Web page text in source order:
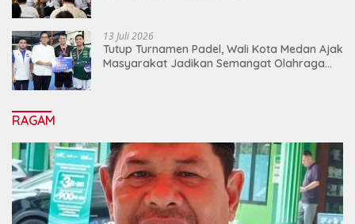
13 Juli 2026
Tutup Turnamen Padel, Wali Kota Medan Ajak
Masyarakat Jadikan Semangat Olahraga
RAGAM